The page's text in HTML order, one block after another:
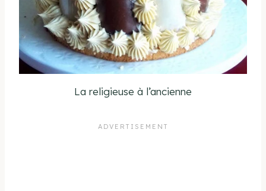
La religieuse à l’ancienne